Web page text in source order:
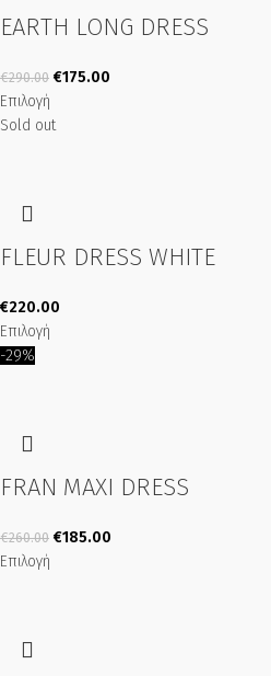
EARTH LONG DRESS
€290.00 €175.00
Επιλογή
Sold out
FLEUR DRESS WHITE
€220.00
Επιλογή
-29%
FRAN MAXI DRESS
€260.00 €185.00
Επιλογή